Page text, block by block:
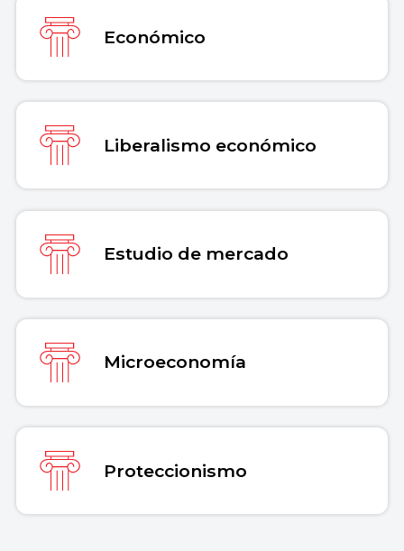
Económico
Liberalismo económico
Estudio de mercado
Microeconomía
Proteccionismo